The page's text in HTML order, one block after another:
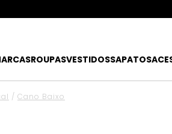
ROUPASVESTIDOSSAPATOS
/ Cano Baixo